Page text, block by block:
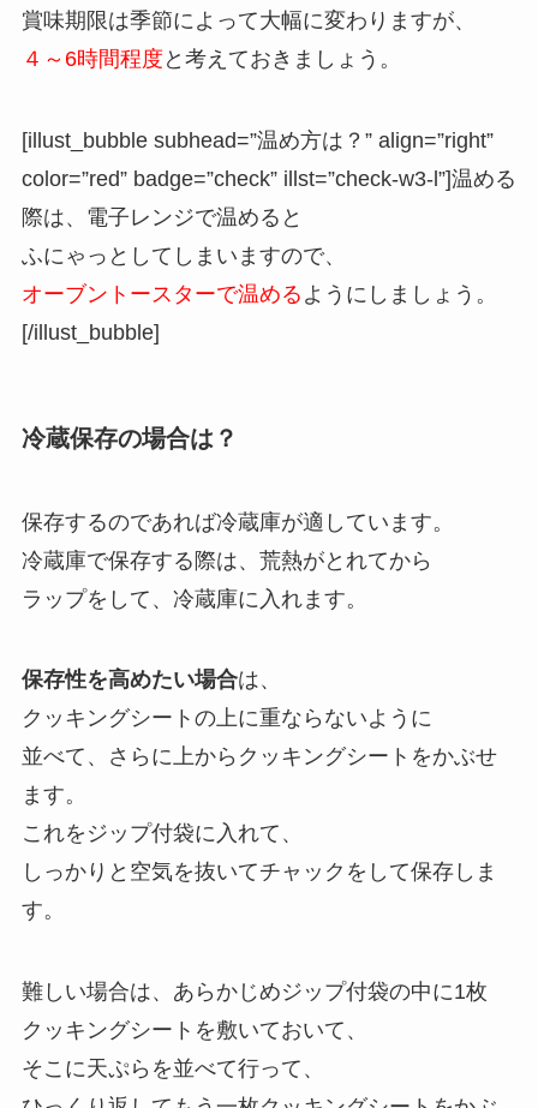
賞味期限は季節によって大幅に変わりますが、
４～6時間程度 と考えておきましょう。
[illust_bubble subhead=”温め方は？” align=”right”
color=”red” badge=”check” illst=”check-w3-l”]温める
際は、電子レンジで温めると
ふにゃっとしてしまいますので、
オーブントースターで温める ようにしましょう。
[/illust_bubble]
冷蔵保存の場合は？
保存するのであれば冷蔵庫が適しています。
冷蔵庫で保存する際は、荒熱がとれてから
ラップをして、冷蔵庫に入れます。
保存性を高めたい場合は、
クッキングシートの上に重ならないように
並べて、さらに上からクッキングシートをかぶせ
ます。
これをジップ付袋に入れて、
しっかりと空気を抜いてチャックをして保存しま
す。
難しい場合は、あらかじめジップ付袋の中に1枚
クッキングシートを敷いておいて、
そこに天ぷらを並べて行って、